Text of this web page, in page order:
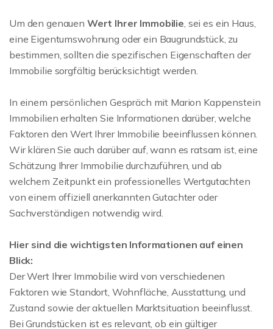
Um den genauen Wert Ihrer Immobilie, sei es ein Haus,
eine Eigentumswohnung oder ein Baugrundstück, zu
bestimmen, sollten die spezifischen Eigenschaften der
Immobilie sorgfältig berücksichtigt werden.
In einem persönlichen Gespräch mit Marion Kappenstein
Immobilien erhalten Sie Informationen darüber, welche
Faktoren den Wert Ihrer Immobilie beeinflussen können.
Wir klären Sie auch darüber auf, wann es ratsam ist, eine
Schätzung Ihrer Immobilie durchzuführen, und ab
welchem Zeitpunkt ein professionelles Wertgutachten
von einem offiziell anerkannten Gutachter oder
Sachverständigen notwendig wird.
Hier sind die wichtigsten Informationen auf einen
Blick:
Der Wert Ihrer Immobilie wird von verschiedenen
Faktoren wie Standort, Wohnfläche, Ausstattung, und
Zustand sowie der aktuellen Marktsituation beeinflusst.
Bei Grundstücken ist es relevant, ob ein gültiger